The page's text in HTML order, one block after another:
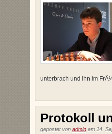
unterbrach und ihn im
Protokoll
gepostet von admin am 14.